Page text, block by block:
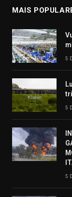
MAIS
5
5
5